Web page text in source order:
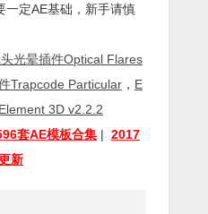
一定AE基础，新手请慎
光晕插件Optical Flares
Trapcode Particular ， E
3D v2.2.2
套AE模板合集 | 2017
新